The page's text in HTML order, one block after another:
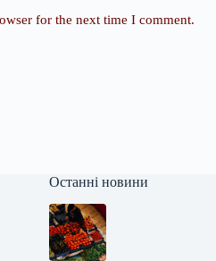
for the next time I comment.
Останні новини